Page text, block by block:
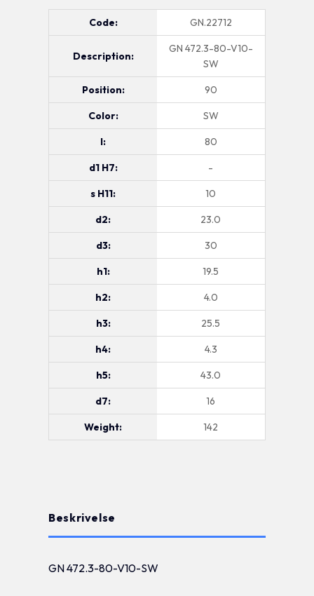
Code: GN.22712
Description:
GN 472.3-80-V10-
SW
Position: 90
Color: SW
I: 80
d1 H7: -
s H11: 10
d2: 23.0
d3: 30
h1: 19.5
h2: 4.0
h3: 25.5
h4: 4.3
h5: 43.0
d7: 16
Weight: 142
Beskrivelse
GN 472.3-80-V10-SW